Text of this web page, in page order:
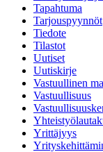
Tapahtuma
Tarjouspyynnöt
Tiedote
Tilastot
Uutiset
Uutiskirje
Vastuullinen
Vastuullisuus
Yrittäjyys